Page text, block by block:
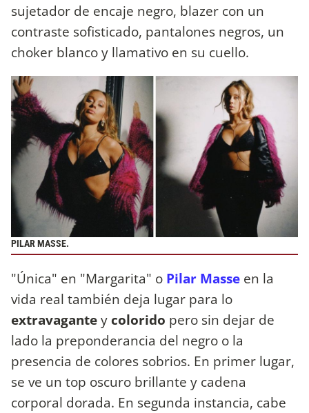
sujetador de encaje negro, blazer con un
contraste sofisticado, pantalones negros, un
choker blanco y llamativo en su cuello.
PILAR MASSE.
"Única" en "Margarita" o Pilar Masse en la
vida real también deja lugar para lo
extravagantey colorido pero sin dejar de
lado la preponderancia del negro o la
presencia de colores sobrios. En primer lugar,
se ve un top oscuro brillante y cadena
corporal dorada. En segunda instancia, cabe